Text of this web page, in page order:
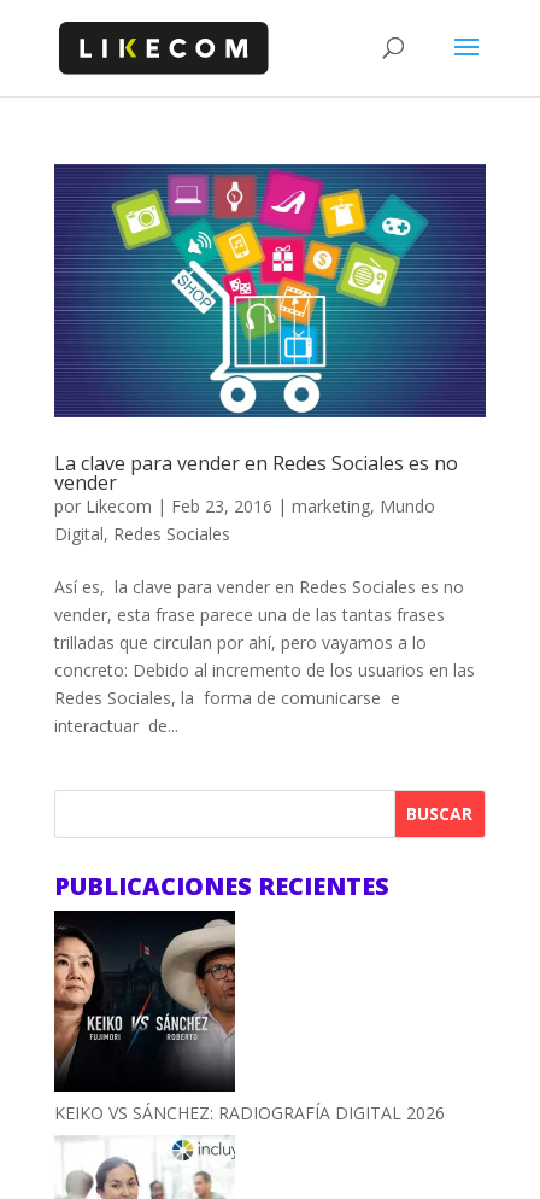
La clave para vender en Redes Sociales es no
vender
por Likecom | Feb 23, 2016 | marketing, Mundo
Digital, Redes Sociales
Así es, la clave para vender en Redes Sociales es no
vender, esta frase parece una de las tantas frases
trilladas que circulan por ahí, pero vayamos a lo
concreto: Debido al incremento de los usuarios en las
Redes Sociales, la forma de comunicarse e
interactuar de...
BUSCAR
PUBLICACIONES RECIENTES
KEIKO VS SÁNCHEZ: RADIOGRAFÍA DIGITAL 2026